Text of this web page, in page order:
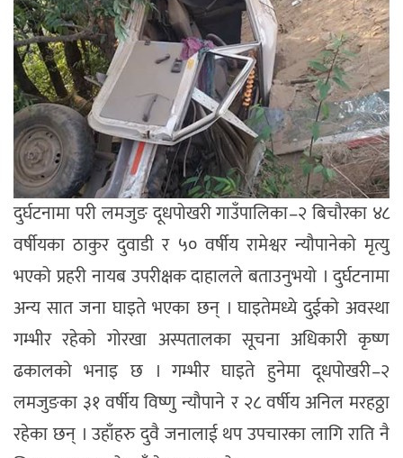
दुर्घटनामा परी लमजुङ दूधपोखरी गाउँपालिका–२ बिचौरका ४८
वर्षीयका ठाकुर दुवाडी र ५० वर्षीय रामेश्वर न्यौपानेको मृत्यु
भएको प्रहरी नायब उपरीक्षक दाहालले बताउनुभयो । दुर्घटनामा
अन्य सात जना घाइते भएका छन् । घाइतेमध्ये दुईको अवस्था
गम्भीर रहेको गोरखा अस्पतालका सूचना अधिकारी कृष्ण
ढकालको भनाइ छ । गम्भीर घाइते हुनेमा दूधपोखरी–२
लमजुङका ३१ वर्षीय विष्णु न्यौपाने र २८ वर्षीय अनिल मरहठ्ठा
रहेका छन् । उहाँहरु दुवै जनालाई थप उपचारका लागि राति नै